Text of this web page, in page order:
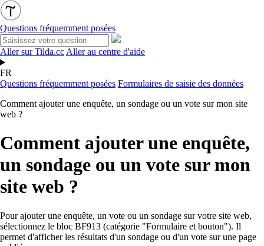
Questions fréquemment posées
Aller sur Tilda.cc Aller au centre d'aide
FR
Questions fréquemment posées Formulaires de saisie des données
Comment ajouter une enquête, un sondage ou un vote sur mon site
web ?
Comment ajouter une enquête,
un sondage ou un vote sur mon
site web ?
Pour ajouter une enquête, un vote ou un sondage sur votre site web,
sélectionnez le bloc BF913 (catégorie "Formulaire et bouton"). Il
permet d'afficher les résultats d'un sondage ou d'un vote sur une page